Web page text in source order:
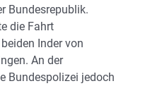
Bundesrepublik.
die Fahrt
Inder von
An der
Bundespolizei jedoch